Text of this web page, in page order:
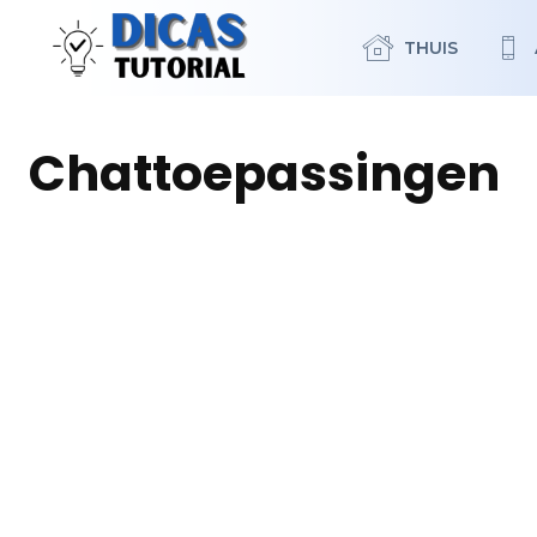
THUIS
Chattoepassingen